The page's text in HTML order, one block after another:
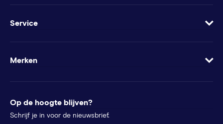
Blog
Werkbladen
Stichtingen en goede doelen
Service
Veelgestelde vragen
Wachtwoord vergeten
Merken
Futurewhiz
Squla Polen
Op de hoogte blijven?
Schrijf je in voor de nieuwsbrief.